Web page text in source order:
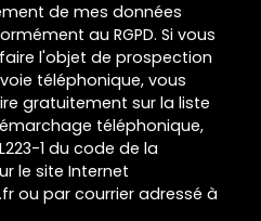
de mes données
au RGPD. Si vous
l'objet de prospection
téléphonique, vous
gratuitement sur la liste
téléphonique,
1 du code de la
le site Internet
ou par courrier adressé à